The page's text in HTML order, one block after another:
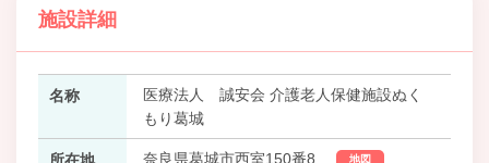
施設詳細
名称
医療法人 誠安会 介護老人保健施設ぬく
もり葛城
奈良県葛城市西室150番8 地図